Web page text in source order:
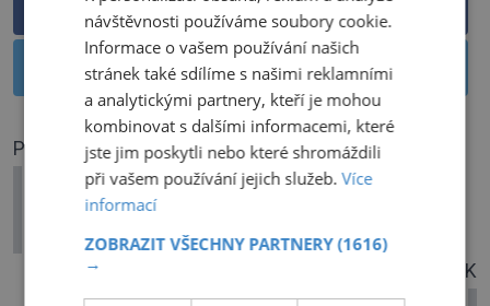
Sdílet na Facebooku
Sdílet na Twitteru
PŘEDCHOZÍ ČLÁNEK
5 pronásledovaných představitelů
církve: Komunisté udělali z biskupa
instalatéra
DALŠÍ ČLÁNEK
návštěvnosti používáme soubory cookie.
Informace o vašem používání našich
stránek také sdílíme s našimi reklamními
a analytickými partnery, kteří je mohou
kombinovat s dalšími informacemi, které
jste jim poskytli nebo které shromáždili
při vašem používání jejich služeb.Více
informací
ZOBRAZIT VŠECHNY PARTNERY(1616)
→